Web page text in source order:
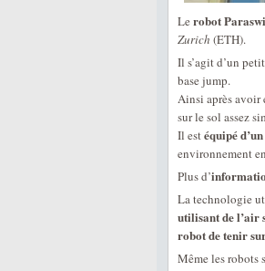
Le robot
Zurich (ETH).
Il s’agit d’un petit
base jump.
Ainsi après avoir
sur le sol assez
Il estéquipé
environnement
Plus d’
La technologie
utilisant de l’air
robot de tenir
Même les robots